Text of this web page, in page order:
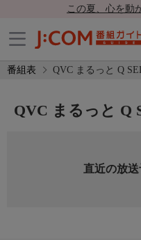
この夏、心を動
番組表 QVC まるっと Q
QVC まるっと Q
直近の放